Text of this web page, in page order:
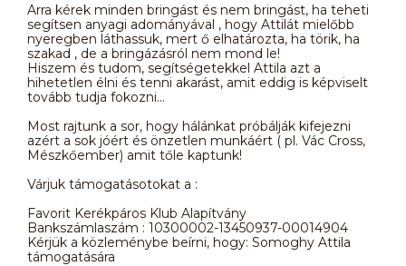
Arra kérek minden bringást és nem bringást, ha teheti
segítsen anyagi adományával , hogy Attilát mielőbb
nyeregben láthassuk, mert ő elhatározta, ha törik, ha
szakad , de a bringázásról nem mond le!
Hiszem és tudom, segítségetekkel Attila azt a
hihetetlen élni és tenni akarást, amit eddig is képviselt
tovább tudja fokozni…
Most rajtunk a sor, hogy hálánkat próbálják kifejezni
azért a sok jóért és önzetlen munkáért ( pl. Vác Cross,
Mészkőember) amit tőle kaptunk!
Várjuk támogatásotokat a :
Favorit Kerékpáros Klub Alapítvány
Bankszámlaszám : 10300002-13450937-00014904
Kérjük a közleménybe beírni, hogy: Somoghy Attila
támogatására